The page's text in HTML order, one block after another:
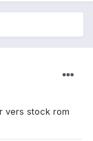
vers stock rom